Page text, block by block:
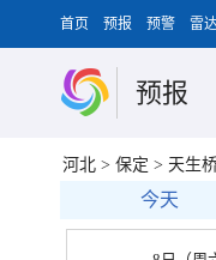
首页 预报 预警 雷
预报
河北 > 保定 > 天生
今天